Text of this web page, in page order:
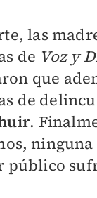
las
de Voz y
que
de
.
público